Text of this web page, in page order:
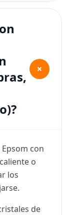
+
con
o
los
de